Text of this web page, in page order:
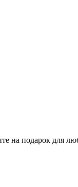
на подарок для